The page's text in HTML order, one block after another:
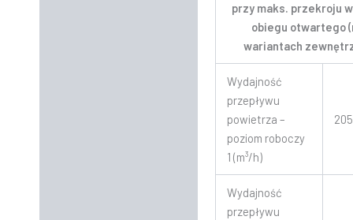
przy maks. przekroju
obiegu otwartego
wariantach
Wydajność
przepływu
powietrza –
poziom roboczy
1 (m³/h)
205
Wydajność
przepływu